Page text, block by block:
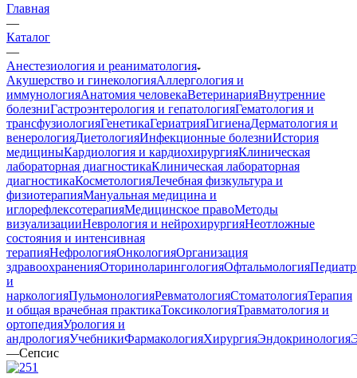
Главная
—
Каталог
—
Анестезиология и реаниматология
Акушерство и гинекологияАллергология и
иммунологияАнатомия человекаВетеринарияВнутренние
болезниГастроэнтерология и гепатологияГематология и
трансфузиологияГенетикаГериатрияГигиенаДерматология и
венерологияДиетологияИнфекционные болезниИстория
медициныКардиология и кардиохирургияКлиническая
лабораторная диагностикаКлиническая лабораторная
диагностикаКосметологияЛечебная физкультура и
физиотерапияМануальная медицина и
иглорефлексотерапияМедицинское правоМетоды
визуализацииНеврология и нейрохирургияНеотложные
состояния и интенсивная
терапияНефрологияОнкологияОрганизация
здравоохраненияОториноларингологияОфтальмология
и
наркологияПульмонологияРевматологияСтоматологияТерапия
и общая врачебная практикаТоксикологияТравматология и
ортопедияУрология и
андрологияУчебникиФармакологияХирургияЭндокринология
—Сепсис